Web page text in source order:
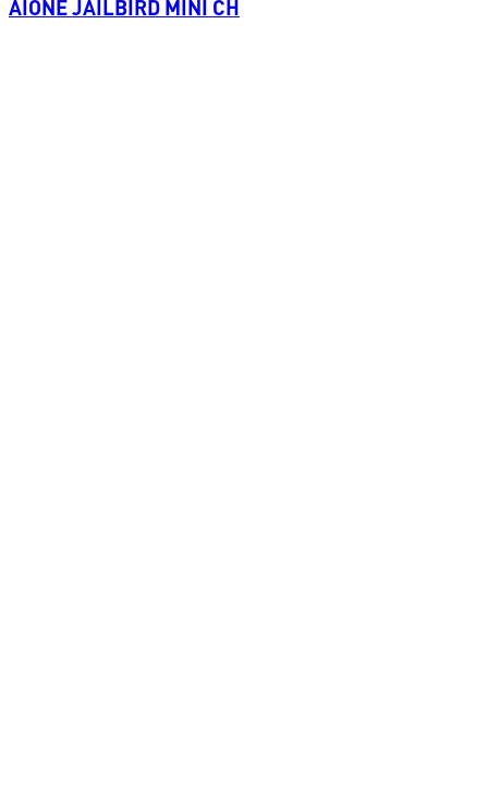
AIONE JAILBIRD MINI CH